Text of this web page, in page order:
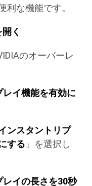
利な機能です。
く
のオーバーレ
イ機能を有効に
ンスタントリプ
する 」を選択し
イの長さを30秒